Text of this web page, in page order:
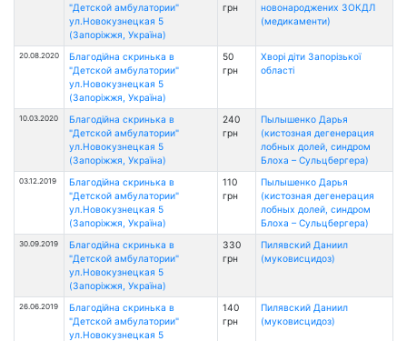
"Детской амбулатории"
ул.Новокузнецкая 5
(Запоріжжя, Україна)
грн
новонароджених ЗОКДЛ
(медикаменти)
20.08.2020
Благодійна скринька в
"Детской амбулатории"
ул.Новокузнецкая 5
(Запоріжжя, Україна)
50
грн
Хворі діти Запорізької
області
10.03.2020
Благодійна скринька в
"Детской амбулатории"
ул.Новокузнецкая 5
(Запоріжжя, Україна)
240
грн
Пылышенко Дарья
(кистозная дегенерация
лобных долей, синдром
Блоха – Сульцбергера)
03.12.2019
Благодійна скринька в
"Детской амбулатории"
ул.Новокузнецкая 5
(Запоріжжя, Україна)
110
грн
Пылышенко Дарья
(кистозная дегенерация
лобных долей, синдром
Блоха – Сульцбергера)
30.09.2019
Благодійна скринька в
"Детской амбулатории"
ул.Новокузнецкая 5
(Запоріжжя, Україна)
330
грн
Пилявский Даниил
(муковисцидоз)
26.06.2019
Благодійна скринька в
"Детской амбулатории"
ул.Новокузнецкая 5
140
грн
Пилявский Даниил
(муковисцидоз)